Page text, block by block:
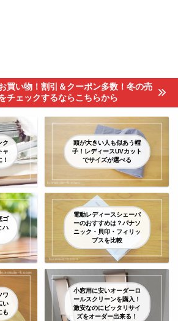
買い物！割引＆クーポン多数！冬の売
チェックするならこちらから
ク
ャ
頭が大きい人も似あう帽
子！レディースUVカット
でサイズが選べる
ゴ
ハ
電動レディースシェーバ
ーのおすすめは？パナソ
ニック・貝印・フィリッ
プスを比較
ワ
い
も
小窓用に安いオーダーロ
ールスクリーンを購入！
激安なのにピッタリサイ
ズをオーダー出来る！